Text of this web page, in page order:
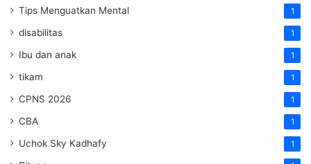
Tips Menguatkan Mental 1
disabilitas 1
Ibu dan anak 1
tikam 1
CPNS 2026 1
CBA 1
Uchok Sky Kadhafy 1